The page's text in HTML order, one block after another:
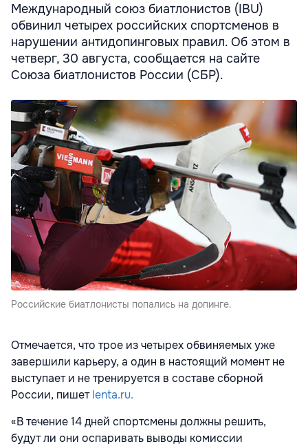
Международный союз биатлонистов (IBU)
обвинил четырех российских спортсменов в
нарушении антидопинговых правил. Об этом в
четверг, 30 августа, сообщается на сайте
Союза биатлонистов России (СБР).
Российские биатлонисты попались на допинге.
Отмечается, что трое из четырех обвиняемых уже
завершили карьеру, а один в настоящий момент не
выступает и не тренируется в составе сборной
России, пишетlenta.ru.
«В течение 14 дней спортсмены должны решить,
будут ли они оспаривать выводы комиссии